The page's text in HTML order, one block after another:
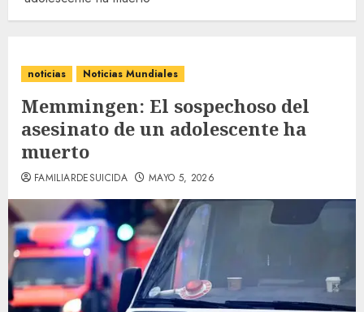
noticias Noticias Mundiales
Memmingen: El sospechoso del
asesinato de un adolescente ha
muerto
FAMILIARDESUICIDA MAYO 5, 2026